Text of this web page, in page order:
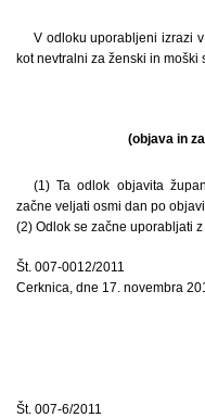
V odloku uporabljeni izrazi
kot nevtralni za ženski in moški
(objava in
(1) Ta odlok objavita
začne veljati osmi dan po objavi.
(2) Odlok se začne uporabljati z
Št. 007-0012/2011
Cerknica, dne 17. novembra
Št. 007-6/2011